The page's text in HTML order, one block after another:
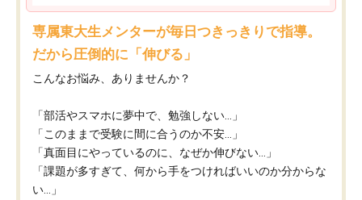
専属東大生メンターが毎日つきっきりで指導。
だから圧倒的に「伸びる」
こんなお悩み、ありませんか？
「部活やスマホに夢中で、勉強しない…」
「このままで受験に間に合うのか不安…」
「真面目にやっているのに、なぜか伸びない…」
「課題が多すぎて、何から手をつければいいのか分からな
い…」